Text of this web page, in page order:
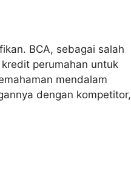
BCA, sebagai salah
perumahan untuk
mendalam
dengan kompetitor,